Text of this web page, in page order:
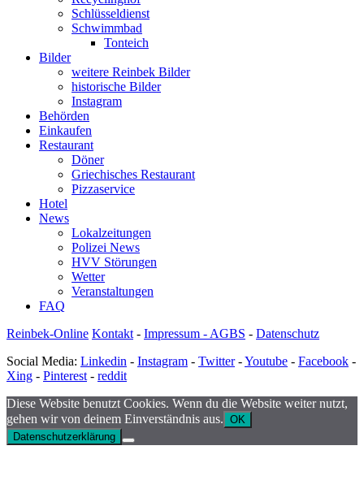
Schlüsseldienst
Schwimmbad
Tonteich
Bilder
weitere Reinbek Bilder
historische Bilder
Instagram
Behörden
Einkaufen
Restaurant
Döner
Griechisches Restaurant
Pizzaservice
Hotel
News
Lokalzeitungen
Polizei News
HVV Störungen
Wetter
Veranstaltungen
FAQ
Reinbek-Online Kontakt - Impressum - AGBS - Datenschutz
Social Media: Linkedin - Instagram - Twitter-Youtube - Facebook -
Xing - Pinterest - reddit
Diese Website benutzt Cookies. Wenn du die Website weiter nutzt,
gehen wir von deinem Einverständnis aus. OK
Datenschutzerklärung